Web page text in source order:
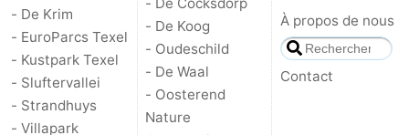
- De Krim
- EuroParcs Texel
- Kustpark Texel
- Sluftervallei
- Strandhuys
- Villapark
- De Koog
- Oudeschild
- De Waal
- Oosterend
Nature
À propos de nous
Contact